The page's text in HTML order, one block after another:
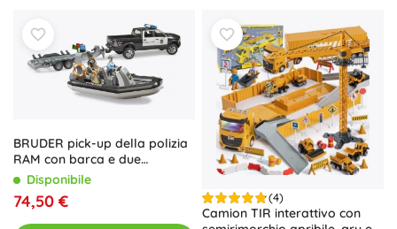
BRUDER pick-up della polizia
RAM con barca e due
personaggi
Disponibile
74,50 € (4)
Camion TIR interattivo con